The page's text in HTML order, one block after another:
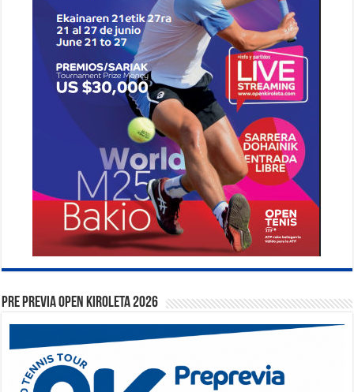
PRE PREVIA OPEN KIROLETA 2026